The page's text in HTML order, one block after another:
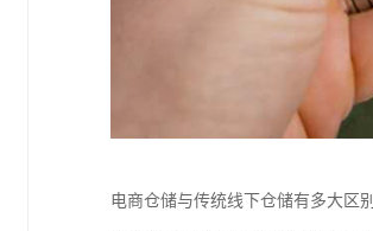
电商仓储与传统线下仓储有多大区别